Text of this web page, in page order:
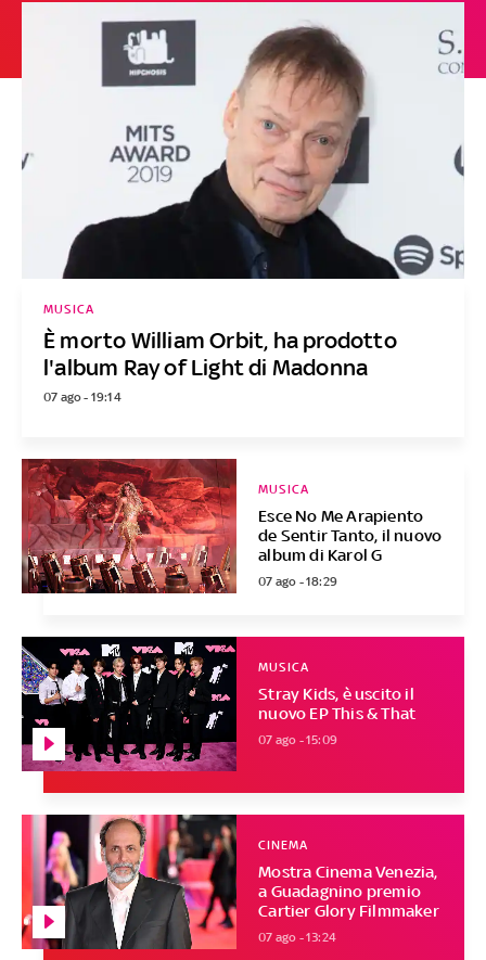
È morto William Orbit, ha prodotto
l'album Ray of Light di Madonna
MUSICA
07 ago - 19:14
Esce No Me Arapiento
de Sentir Tanto, il nuovo
album di Karol G
MUSICA
07 ago - 18:29
Stray Kids, è uscito il
nuovo EP This & That
MUSICA
07 ago - 15:09
Mostra Cinema Venezia,
a Guadagnino premio
Cartier Glory Filmmaker
CINEMA
07 ago - 13:24